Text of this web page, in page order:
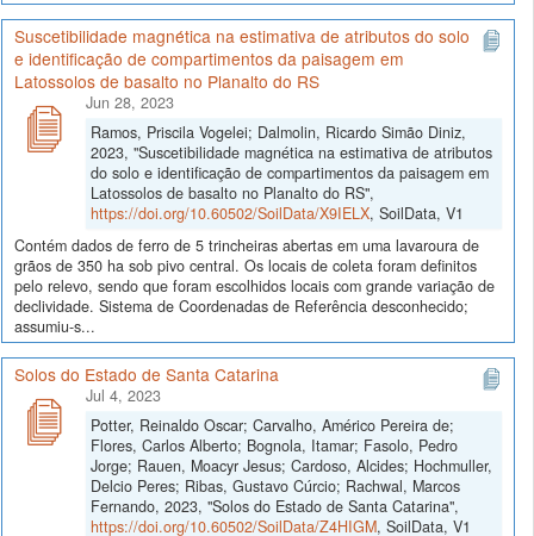
Suscetibilidade magnética na estimativa de atributos do solo
e identificação de compartimentos da paisagem em
Latossolos de basalto no Planalto do RS
Jun 28, 2023
Ramos, Priscila Vogelei; Dalmolin, Ricardo Simão Diniz,
2023, "Suscetibilidade magnética na estimativa de atributos
do solo e identificação de compartimentos da paisagem em
Latossolos de basalto no Planalto do RS",
https://doi.org/10.60502/SoilData/X9IELX, SoilData, V1
Contém dados de ferro de 5 trincheiras abertas em uma lavaroura de
grãos de 350 ha sob pivo central. Os locais de coleta foram definitos
pelo relevo, sendo que foram escolhidos locais com grande variação de
declividade. Sistema de Coordenadas de Referência desconhecido;
assumiu-s...
Solos do Estado de Santa Catarina
Jul 4, 2023
Potter, Reinaldo Oscar; Carvalho, Américo Pereira de;
Flores, Carlos Alberto; Bognola, Itamar; Fasolo, Pedro
Jorge; Rauen, Moacyr Jesus; Cardoso, Alcides; Hochmuller,
Delcio Peres; Ribas, Gustavo Cúrcio; Rachwal, Marcos
Fernando, 2023, "Solos do Estado de Santa Catarina",
https://doi.org/10.60502/SoilData/Z4HIGM, SoilData, V1